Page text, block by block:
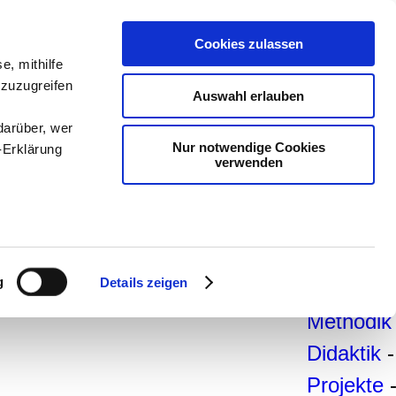
mithilfe
wer
Details zeigen
Cookies zulassen
Auswahl erlauben
Nur notwendige Cookies
verwenden
-Deutsch
Didaktik -
Projekte